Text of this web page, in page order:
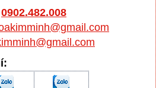
0902.482.008